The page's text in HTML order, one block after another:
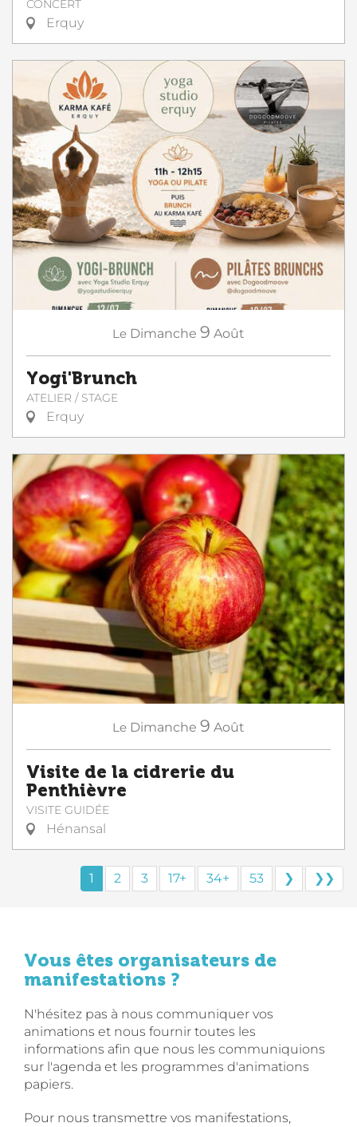
CONCERT
Erquy
Le Dimanche 9 Août
Yogi'Brunch
ATELIER / STAGE
Erquy
Le Dimanche 9 Août
Visite de la cidrerie du
Penthièvre
VISITE GUIDÉE
Hénansal
1 2 3 17+ 34+ 53 ❯ ❯❯
Vous êtes organisateurs de
manifestations ?
N'hésitez pas à nous communiquer vos
animations et nous fournir toutes les
informations afin que nous les communiquions
sur l'agenda et les programmes d'animations
papiers.
Pour nous transmettre vos manifestations,